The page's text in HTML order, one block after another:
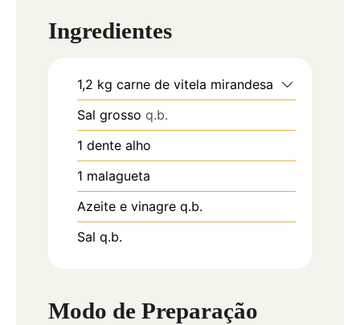
Ingredientes
1,2 kg carne de vitela mirandesa
Sal grosso q.b.
1 dente alho
1 malagueta
Azeite e vinagre q.b.
Sal q.b.
Modo de Preparação